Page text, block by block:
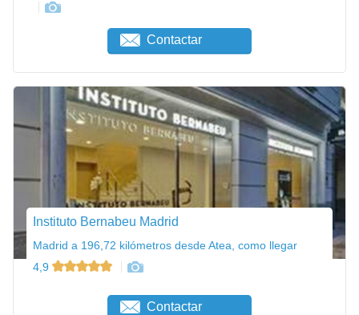
Contactar
Instituto Bernabeu Madrid
Madrid a 196,72 kilómetros desde Atea, como llegar
4,9
Contactar